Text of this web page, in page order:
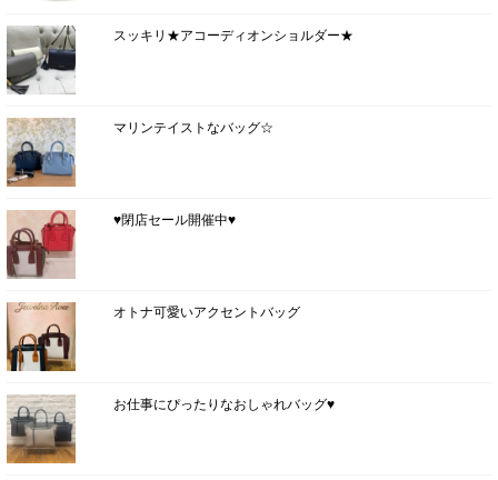
スッキリ★アコーディオンショルダー★
マリンテイストなバッグ☆
♥閉店セール開催中♥
オトナ可愛いアクセントバッグ
お仕事にぴったりなおしゃれバッグ♥